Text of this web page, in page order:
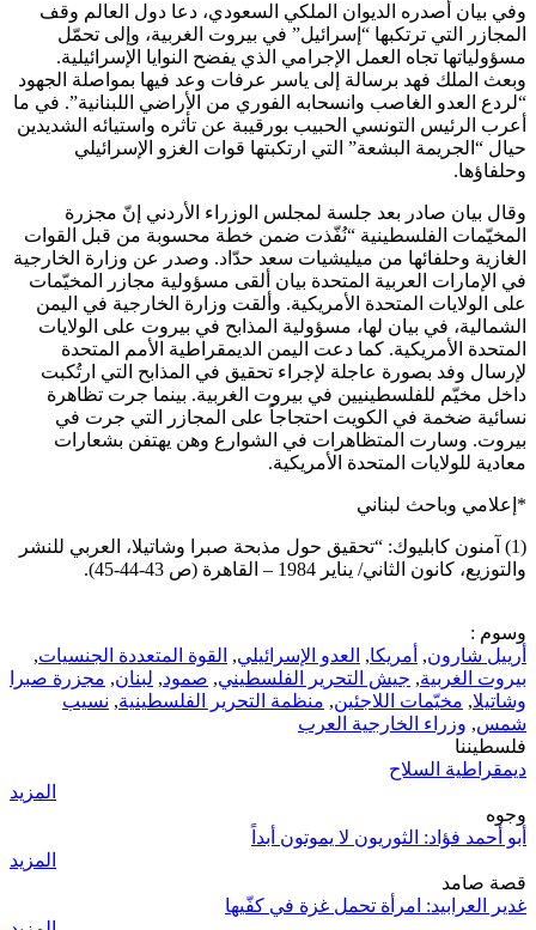
وفي بيان أصدره الديوان الملكي السعودي، دعا دول العالم وقف
المجازر التي ترتكبها “إسرائيل” في بيروت الغربية، وإلى تحمّل
مسؤولياتها تجاه العمل الإجرامي الذي يفضح النوايا الإسرائيلية.
وبعث الملك فهد برسالة إلى ياسر عرفات وعد فيها بمواصلة الجهود
“لردع العدو الغاصب وانسحابه الفوري من الأراضي اللبنانية”. في ما
أعرب الرئيس التونسي الحبيب بورقيبة عن تأثره واستيائه الشديدين
حيال “الجريمة البشعة” التي ارتكبتها قوات الغزو الإسرائيلي
وحلفاؤها.
وقال بيان صادر بعد جلسة لمجلس الوزراء الأردني إنّ مجزرة
المخيّمات الفلسطينية “نُفّذت ضمن خطة محسوبة من قبل القوات
الغازية وحلفائها من ميليشيات سعد حدّاد. وصدر عن وزارة الخارجية
في الإمارات العربية المتحدة بيان ألقى مسؤولية مجازر المخيّمات
على الولايات المتحدة الأمريكية. وألقت وزارة الخارجية في اليمن
الشمالية، في بيان لها، مسؤولية المذابح في بيروت على الولايات
المتحدة الأمريكية. كما دعت اليمن الديمقراطية الأمم المتحدة
لإرسال وفد بصورة عاجلة لإجراء تحقيق في المذابح التي ارتُكبت
داخل مخيّم للفلسطينيين في بيروت الغربية. بينما جرت تظاهرة
نسائية ضخمة في الكويت احتجاجاً على المجازر التي جرت في
بيروت. وسارت المتظاهرات في الشوارع وهن يهتفن بشعارات
معادية للولايات المتحدة الأمريكية.
*إعلامي وباحث لبناني
(1) آمنون كابليوك: “تحقيق حول مذبحة صبرا وشاتيلا، العربي للنشر
والتوزيع، كانون الثاني/ يناير 1984 – القاهرة (ص 43-44-45).
وسوم :
أرييل شارون, أمريكا, العدو الإسرائيلي, القوة المتعددة الجنسيات,
بيروت الغربية, جيش التحرير الفلسطيني, صمود, لبنان, مجزرة صبرا
وشاتيلا, مخيّمات اللاجئين, منظمة التحرير الفلسطينية, نسيب
شمس, وزراء الخارجية العرب
فلسطيننا
ديمقراطية السلاح
المزيد
وجوه
أبو أحمد فؤاد: الثوريون لا يموتون أبداً
المزيد
قصة صامد
غدير العرابيد: امرأة تحمل غزة في كفّيها